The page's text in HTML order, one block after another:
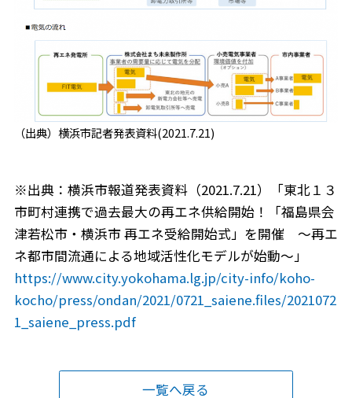
（出典）横浜市記者発表資料(2021.7.21)
※出典：横浜市報道発表資料（2021.7.21）「東北１３
市町村連携で過去最⼤の再エネ供給開始！「福島県会
津若松市・横浜市 再エネ受給開始式」を開催 〜再エ
ネ都市間流通による地域活性化モデルが始動〜」
https://www.city.yokohama.lg.jp/city-info/koho-
kocho/press/ondan/2021/0721_saiene.files/2021072
1_saiene_press.pdf
一覧へ戻る